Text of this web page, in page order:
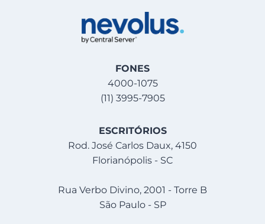
FONES
4000-1075
(11) 3995-7905
ESCRITÓRIOS
Rod. José Carlos Daux, 4150
Florianópolis - SC
Rua Verbo Divino, 2001 - Torre B
São Paulo - SP